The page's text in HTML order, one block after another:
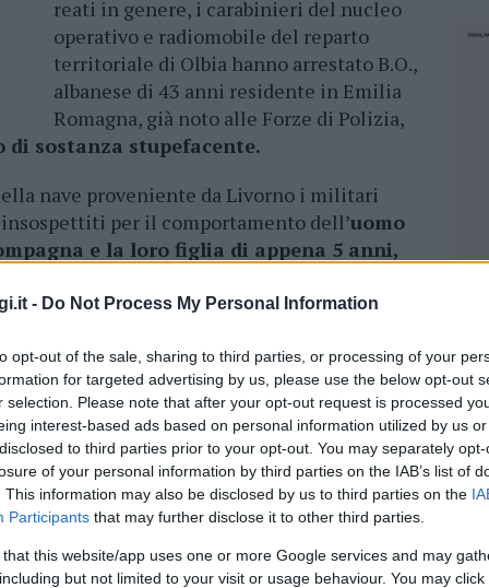
- Do Not Process My Personal Information
opt-out of the sale, sharing to third parties, or processing of your
for targeted advertising by us, please use the below opt-out
selection. Please note that after your opt-out request is processed
interest-based ads based on personal information utilized by us
to third parties prior to your opt-out. You may separately
of your personal information by third parties on the IAB’s list of
This information may also be disclosed by us to third parties on the
Participants that may further disclose it to other third parties.
that this website/app uses one or more Google services and may
but not limited to your visit or usage behaviour. You may
reati in genere, i carabinieri del nucleo
operativo e radiomobile del reparto
territoriale di Olbia hanno arrestato B.O.,
albanese di 43 anni residente in Emilia
Romagna, già noto alle Forze di Polizia,
sostanza stupefacente.
nave proveniente da Livorno i militari
per il comportamento dell’uomo
e la loro figlia di appena 5 anni,
per un semplice controllo alle vetture
giunto a Golfo Aranci. I Carabinieri, dopo
destra del cruscotto, hanno voluto
Operativa e hanno accompagnato i tre
Territoriale dove, a seguito di un’accurata
il vano airbag passeggero,hanno
grammi di eroina.A questo punto sono
la compagna N.A., romena di 38 anni, è
peraltro con sé la figlia di soli 5 anni.
tagliato, considerata la purezza,
garantito un guadagno superiore al